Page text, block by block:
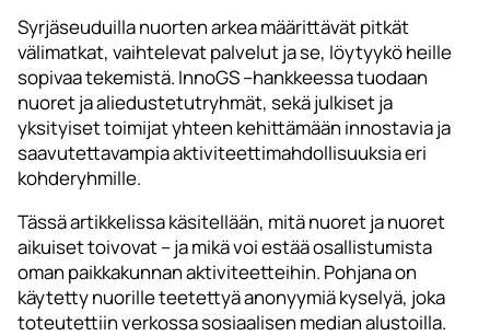
Syrjäseuduilla nuorten arkea määrittävät pitkät
välimatkat, vaihtelevat palvelut ja se, löytyykö heille
sopivaa tekemistä. InnoGS –hankkeessa tuodaan
nuoret ja aliedustetutryhmät, sekä julkiset ja
yksityiset toimijat yhteen kehittämään innostavia ja
saavutettavampia aktiviteettimahdollisuuksia eri
kohderyhmille.
Tässä artikkelissa käsitellään, mitä nuoret ja nuoret
aikuiset toivovat – ja mikä voi estää osallistumista
oman paikkakunnan aktiviteetteihin. Pohjana on
käytetty nuorille teetettyä anonyymiä kyselyä, joka
toteutettiin verkossa sosiaalisen median alustoilla.